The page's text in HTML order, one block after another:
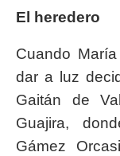
El heredero
Cuando
dar a luz
Gaitán de
Guajira,
Gámez